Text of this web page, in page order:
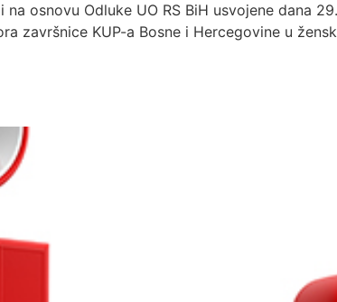
osnovu Odluke UO RS BiH usvojene dana
završnice KUP-a Bosne i Hercegovine u